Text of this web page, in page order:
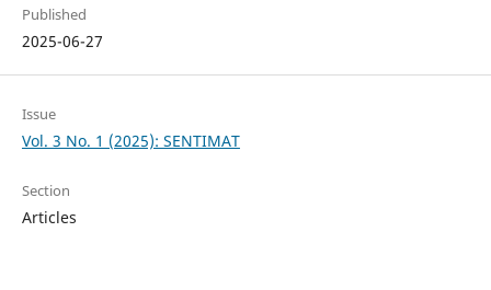
Published
2025-06-27
Issue
Vol. 3 No. 1 (2025): SENTIMAT
Section
Articles